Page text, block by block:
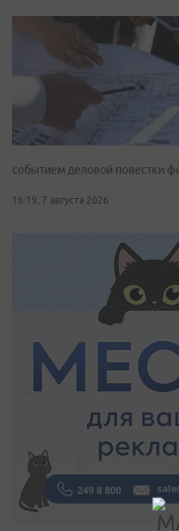
событием деловой повестки
16:19, 7 августа 2026